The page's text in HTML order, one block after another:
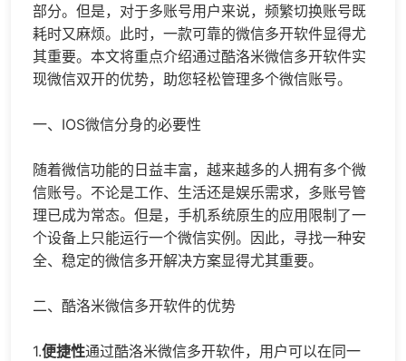
部分。但是，对于多账号用户来说，频繁切换账号既
耗时又麻烦。此时，一款可靠的微信多开软件显得尤
其重要。本文将重点介绍通过酷洛米微信多开软件实
现微信双开的优势，助您轻松管理多个微信账号。
一、IOS微信分身的必要性
随着微信功能的日益丰富，越来越多的人拥有多个微
信账号。不论是工作、生活还是娱乐需求，多账号管
理已成为常态。但是，手机系统原生的应用限制了一
个设备上只能运行一个微信实例。因此，寻找一种安
全、稳定的微信多开解决方案显得尤其重要。
二、酷洛米微信多开软件的优势
1.便捷性通过酷洛米微信多开软件，用户可以在同一